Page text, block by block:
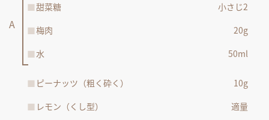
甜菜糖
小さじ2
梅肉
20g
水
50ml
ピーナッツ（粗く砕く）
10g
レモン（くし型）
適量